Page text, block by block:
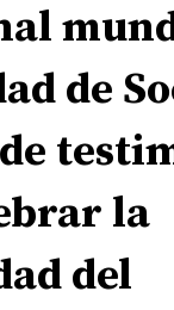
de
la
del